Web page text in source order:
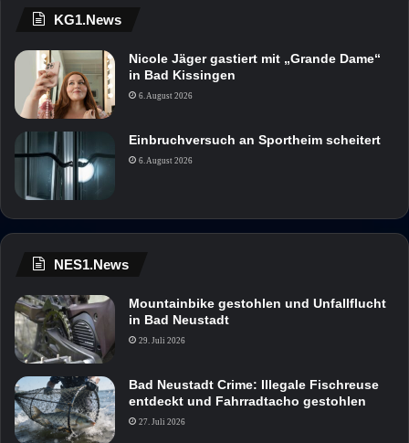
KG1.News
Nicole Jäger gastiert mit „Grande Dame“
in Bad Kissingen
6. August 2026
Einbruchversuch an Sportheim scheitert
6. August 2026
NES1.News
Mountainbike gestohlen und Unfallflucht
in Bad Neustadt
29. Juli 2026
Bad Neustadt Crime: Illegale Fischreuse
entdeckt und Fahrradtacho gestohlen
27. Juli 2026